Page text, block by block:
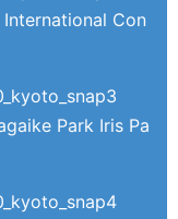
Con
Park Iris Pa